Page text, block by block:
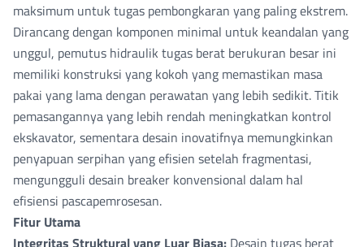
maksimum untuk tugas pembongkaran yang paling ekstrem.
Dirancang dengan komponen minimal untuk keandalan yang
unggul, pemutus hidraulik tugas berat berukuran besar ini
memiliki konstruksi yang kokoh yang memastikan masa
pakai yang lama dengan perawatan yang lebih sedikit. Titik
pemasangannya yang lebih rendah meningkatkan kontrol
ekskavator, sementara desain inovatifnya memungkinkan
penyapuan serpihan yang efisien setelah fragmentasi,
mengungguli desain breaker konvensional dalam hal
efisiensi pascapemrosesan.
Fitur Utama
Integritas Struktural yang Luar Biasa: Desain tugas berat